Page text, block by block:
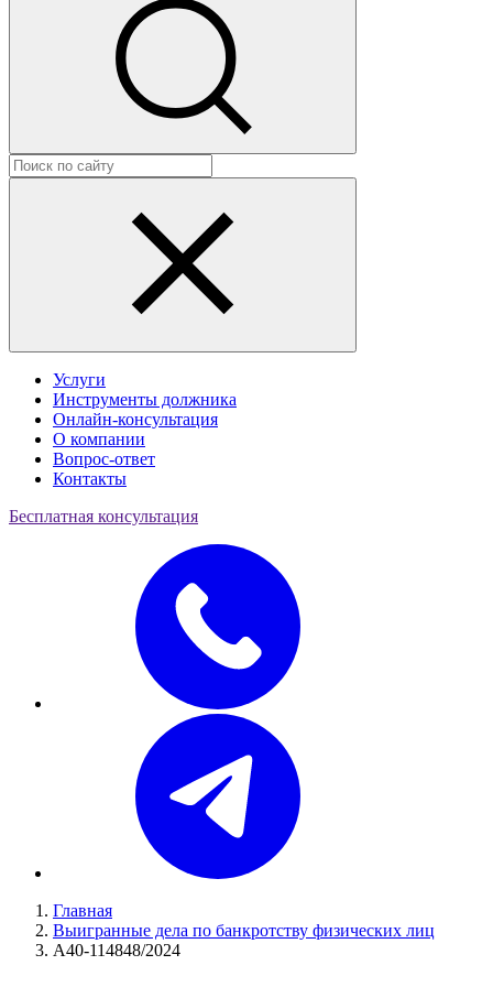
Услуги
Инструменты должника
Онлайн-консультация
О компании
Вопрос-ответ
Контакты
Бесплатная консультация
Главная
Выигранные дела по банкротству физических лиц
А40-114848/2024